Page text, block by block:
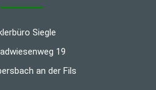
Siegle
19
an der Fils